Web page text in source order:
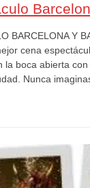
BARCELONA Y
cena
la boca abierta
Nunca